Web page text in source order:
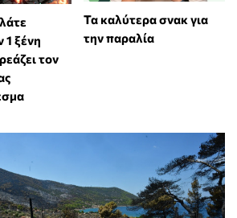
1 ξένη
τον
Τα καλύτερα σνακ για
την παραλία